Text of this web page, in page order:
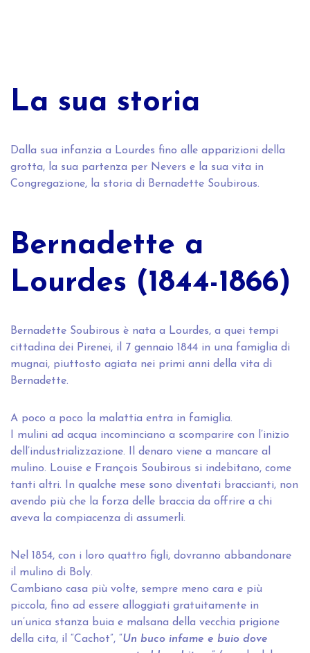
La sua storia
Dalla sua infanzia a Lourdes fino alle apparizioni della
grotta, la sua partenza per Nevers e la sua vita in
Congregazione, la storia di Bernadette Soubirous.
Bernadette a
Lourdes (1844-1866)
Bernadette Soubirous è nata a Lourdes, a quei tempi
cittadina dei Pirenei, il 7 gennaio 1844 in una famiglia di
mugnai, piuttosto agiata nei primi anni della vita di
Bernadette.
A poco a poco la malattia entra in famiglia.
I mulini ad acqua incominciano a scomparire con l’inizio
dell’industrializzazione. Il denaro viene a mancare al
mulino. Louise e François Soubirous si indebitano, come
tanti altri. In qualche mese sono diventati braccianti, non
avendo più che la forza delle braccia da offrire a chi
aveva la compiacenza di assumerli.
Nel 1854, con i loro quattro figli, dovranno abbandonare
il mulino di Boly.
Cambiano casa più volte, sempre meno cara e più
piccola, fino ad essere alloggiati gratuitamente in
un’unica stanza buia e malsana della vecchia prigione
della cita, il “Cachot”, “Un buco infame e buio dove